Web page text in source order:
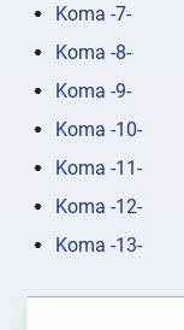
Koma -7-
Koma -8-
Koma -9-
Koma -10-
Koma -11-
Koma -12-
Koma -13-